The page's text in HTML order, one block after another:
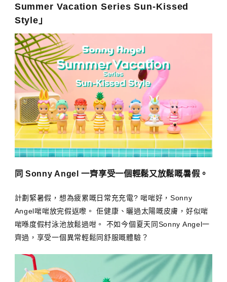
Summer Vacation Series Sun-Kissed
Style」
同 Sonny Angel 一齊享受一個輕鬆又放鬆嘅暑假。
計劃緊暑假，想為疲累嘅日常充充電? 啱啱好，Sonny
Angel啱啱放完假返嚟。 佢健康、曬過太陽嘅皮膚，好似啱
啱喺度假村泳池放鬆過咁。 不如今個夏天同Sonny Angel一
齊過，享受一個異常輕鬆同舒服嘅體驗？